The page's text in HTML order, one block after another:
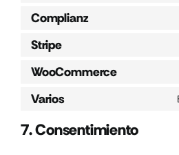
Complianz
Stripe
WooCommerce
Varios
7. Consentimiento